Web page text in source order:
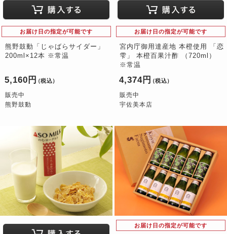
お届け日の指定が可能です
熊野鼓動「じゃばらサイダー」
200ml×12本 ※常温
5,160円 （税込）
販売中
熊野鼓動
お届け日の指定が可能です
宮内庁御用達産地 本橙使用 「恋
雫」 本橙百果汁酢 （720ml）
※常温
4,374円 （税込）
販売中
宇佐美本店
お届け日の指定が可能です